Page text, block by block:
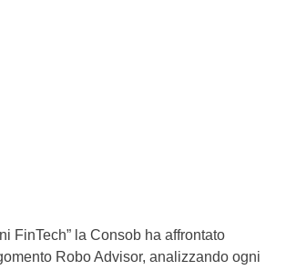
FinTech” la Consob ha affrontato
Robo Advisor, analizzando ogni